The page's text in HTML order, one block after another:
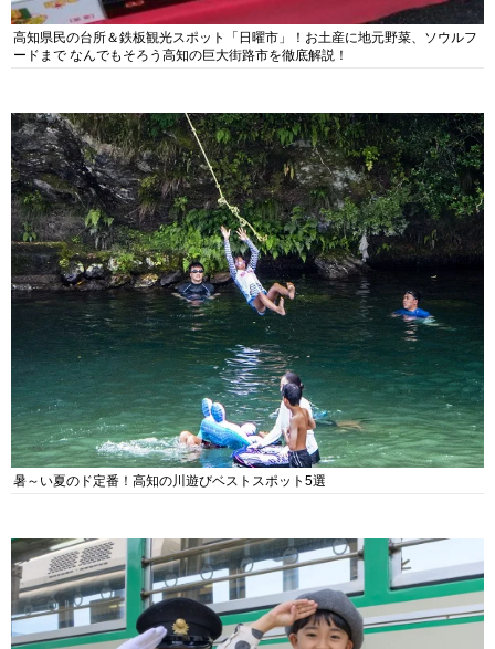
高知県民の台所＆鉄板観光スポット「日曜市」！お土産に地元野菜、ソウルフ
ードまで なんでもそろう高知の巨大街路市を徹底解説！
暑～い夏のド定番！高知の川遊びベストスポット5選